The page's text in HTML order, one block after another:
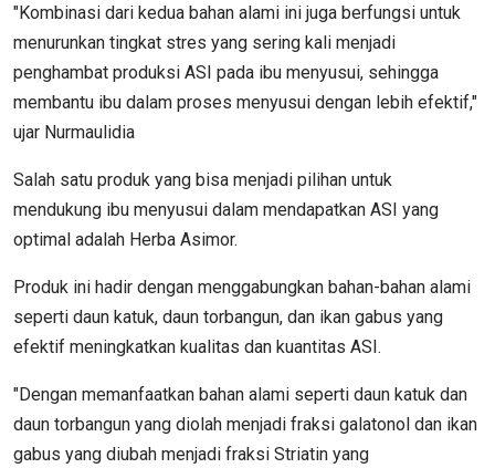
"Kombinasi dari kedua bahan alami ini juga berfungsi untuk
menurunkan tingkat stres yang sering kali menjadi
penghambat produksi ASI pada ibu menyusui, sehingga
membantu ibu dalam proses menyusui dengan lebih efektif,"
ujar Nurmaulidia
Salah satu produk yang bisa menjadi pilihan untuk
mendukung ibu menyusui dalam mendapatkan ASI yang
optimal adalah Herba Asimor.
Produk ini hadir dengan menggabungkan bahan-bahan alami
seperti daun katuk, daun torbangun, dan ikan gabus yang
efektif meningkatkan kualitas dan kuantitas ASI.
"Dengan memanfaatkan bahan alami seperti daun katuk dan
daun torbangun yang diolah menjadi fraksi galatonol dan ikan
gabus yang diubah menjadi fraksi Striatin yang